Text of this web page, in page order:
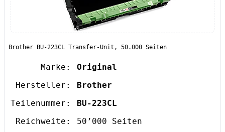
Brother BU-223CL Transfer-Unit, 50.000 Seiten
Marke:
Original
Hersteller:
Brother
Teilenummer:
BU-223CL
Reichweite:
50’000 Seiten